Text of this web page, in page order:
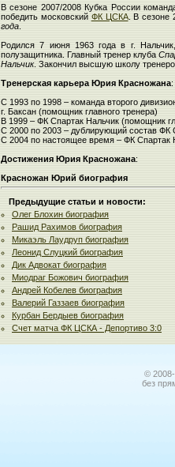
В сезоне 2007/2008 Кубка России
победить московский ФК ЦСКА. В сезоне
года
Родился 7 июня 1963 года в г.
полузащитника. Главный тренер клуба
Нальчик. Закончил высшую школу
Тренерская карьера Юрия Красножана:
С 1993 по 1998 – команда второго
г. Баксан (помощник главного тренера)
В 1999 – ФК Спартак Нальчик (помощник
С 2000 по 2003 – дублирующий состав ФК
С 2004 по настоящее время – ФК Спартак
Достижения Юрия Красножана:
Красножан Юрий биография
Предыдущие статьи и новости:
Олег Блохин биография
Рашид Рахимов биография
Микаэль Лаудруп биография
Леонид Слуцкий биография
Дик Адвокат биография
Миодраг Божович биография
Андрей Кобелев биография
Валерий Газзаев биография
Курбан Бердыев биография
Счет матча ФК ЦСКА - Депортиво 3:0
©
без